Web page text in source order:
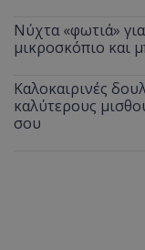
Νύχτα «φωτιά»
μικροσκόπιο και
Καλοκαιρινές
καλύτερους
σου